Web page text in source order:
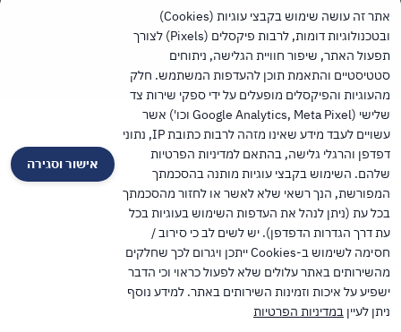
שיתוף לאתר מחוז חיפה
אישור וסגירה
אתר זה עושה שימוש בקבצי עוגיות (Cookies)
ובטכנולוגיות דומות, לרבות פיקסלים (Pixels) לצורך
תפעול האתר, שיפור חוויית הגלישה, ניתוחים
סטטיסטיים והתאמת תוכן להעדפות המשתמש. חלק
מהעוגיות והפיקסלים מופעלים על ידי ספקי שירות צד
שלישי (Google Analytics, Meta Pixel וכו') אשר
עשויים לעבד מידע שאינו מזהה לרבות כתובת IP, נתוני
דפדפן והרגלי גלישה, בהתאם למדיניות הפרטיות
שלהם. השימוש בקבצי עוגיות מותנה בהסכמתך
המפורשת, הנך רשאי שלא לאשר או לחזור מהסכמתך
בכל עת (ניתן לנהל את העדפות השימוש בעוגיות בכל
עת דרך הגדרות הדפדפן). יש לשים לב כי סירוב /
חסימה לשימוש ב-Cookies ייתכן ויגרום לכך שחלקים
מהשירותים באתר עלולים שלא לפעול כראוי וכי הדבר
ישפיע על איכות וזמינות השירותים באתר. למידע נוסף
ניתן לעיין במדיניות הפרטיות
TalPress עיצוב ופיתוח אתרים בוורדפרס